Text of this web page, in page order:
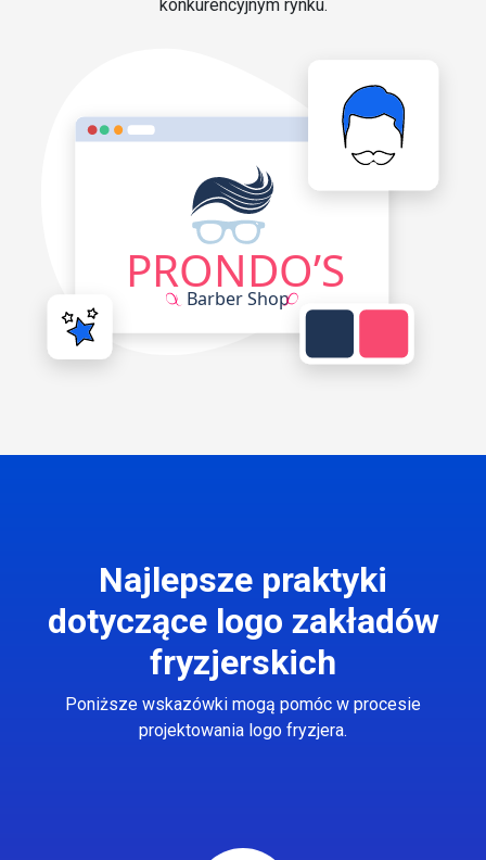
konkurencyjnym rynku.
Najlepsze praktyki
dotyczące logo zakładów
fryzjerskich
Poniższe wskazówki mogą pomóc w procesie
projektowania logo fryzjera.